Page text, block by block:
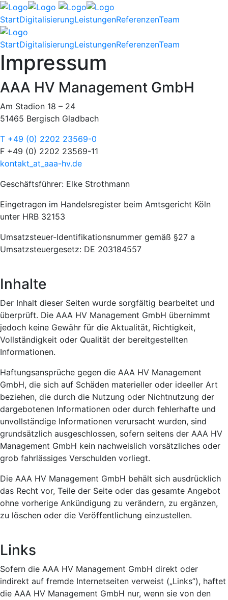
StartDigitalisierungLeistungenReferenzenTeam
StartDigitalisierungLeistungenReferenzenTeam
Impressum
AAA HV Management GmbH
Am Stadion 18 – 24
51465 Bergisch Gladbach
T +49 (0) 2202 23569-0
F +49 (0) 2202 23569-11
kontakt _at_ aaa-hv.de
Geschäftsführer: Elke Strothmann
Eingetragen im Handelsregister beim Amtsgericht Köln
unter HRB 32153
Umsatzsteuer-Identifikationsnummer gemäß §27 a
Umsatzsteuergesetz: DE 203184557
Inhalte
Der Inhalt dieser Seiten wurde sorgfältig bearbeitet und
überprüft. Die AAA HV Management GmbH übernimmt
jedoch keine Gewähr für die Aktualität, Richtigkeit,
Vollständigkeit oder Qualität der bereitgestellten
Informationen.
Haftungsansprüche gegen die AAA HV Management
GmbH, die sich auf Schäden materieller oder ideeller Art
beziehen, die durch die Nutzung oder Nichtnutzung der
dargebotenen Informationen oder durch fehlerhafte und
unvollständige Informationen verursacht wurden, sind
grundsätzlich ausgeschlossen, sofern seitens der AAA HV
Management GmbH kein nachweislich vorsätzliches oder
grob fahrlässiges Verschulden vorliegt.
Die AAA HV Management GmbH behält sich ausdrücklich
das Recht vor, Teile der Seite oder das gesamte Angebot
ohne vorherige Ankündigung zu verändern, zu ergänzen,
zu löschen oder die Veröffentlichung einzustellen.
Links
Sofern die AAA HV Management GmbH direkt oder
indirekt auf fremde Internetseiten verweist („Links”), haftet
die AAA HV Management GmbH nur, wenn sie von den